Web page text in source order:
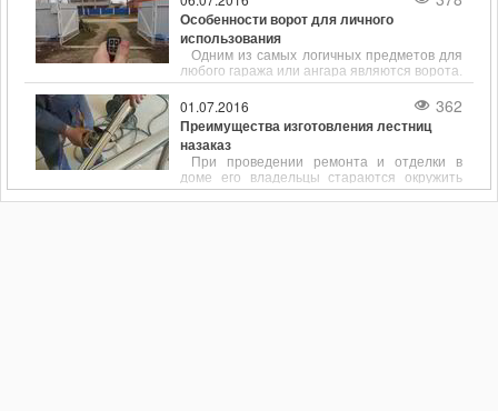
Особенности ворот для личного
использования
Одним из самых логичных предметов для
любого гаража или ангара являются ворота.
Несмотря на то, что выбор конструкций
этих изделий достаточно ограничен, с
каждым днем покупателям становится все
сложнее определиться со своей покупкой.
01.07.2016 362
Преимущества изготовления лестниц
назаказ
При проведении ремонта и отделки в
доме его владельцы стараются окружить
себя качественными, удобными и